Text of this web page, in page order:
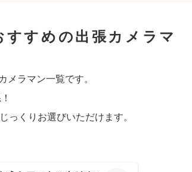
すめの出張カメラマ
ラマン一覧です。
くりお選びいただけます。